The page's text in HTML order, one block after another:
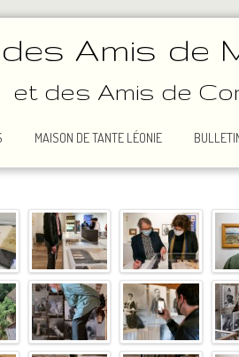
Amis de
et des Amis de
MAISON DE TANTE LÉONIE